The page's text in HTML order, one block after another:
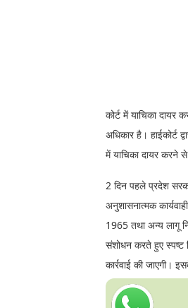
कोर्ट में याचिका
अधिकार है। हाईकोर्ट
में याचिका दायर करने
2 दिन पहले प्रदेश
अनुशासनात्मक
1965 तथा अन्य लागू
संशोधन करते हुए स्पष्ट
कार्रवाई की जाएगी।